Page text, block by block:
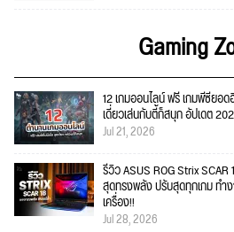
Gaming
12 เกมออนไลน์ ฟรี เกมพีซียอ
เดี่ยวเล่นกับตี้ก็สนุก อัปเดต
Jul 21, 2026
รีวิว ASUS ROG Strix
สุดทรงพลัง ปรับสุดทุกเกม ทำ
เครื่อง!!
Jul 28, 2026